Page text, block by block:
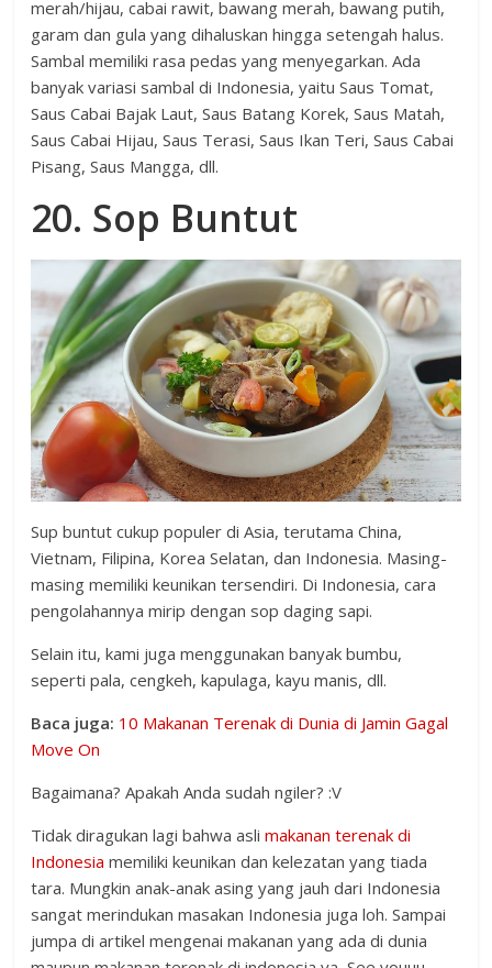
merah/hijau, cabai rawit, bawang merah, bawang putih,
garam dan gula yang dihaluskan hingga setengah halus.
Sambal memiliki rasa pedas yang menyegarkan. Ada
banyak variasi sambal di Indonesia, yaitu Saus Tomat,
Saus Cabai Bajak Laut, Saus Batang Korek, Saus Matah,
Saus Cabai Hijau, Saus Terasi, Saus Ikan Teri, Saus Cabai
Pisang, Saus Mangga, dll.
20. Sop Buntut
Sup buntut cukup populer di Asia, terutama China,
Vietnam, Filipina, Korea Selatan, dan Indonesia. Masing-
masing memiliki keunikan tersendiri. Di Indonesia, cara
pengolahannya mirip dengan sop daging sapi.
Selain itu, kami juga menggunakan banyak bumbu,
seperti pala, cengkeh, kapulaga, kayu manis, dll.
Baca juga: 10 Makanan Terenak di Dunia di Jamin Gagal
Move On
Bagaimana? Apakah Anda sudah ngiler? :V
Tidak diragukan lagi bahwa aslimakanan terenak di
Indonesia memiliki keunikan dan kelezatan yang tiada
tara. Mungkin anak-anak asing yang jauh dari Indonesia
sangat merindukan masakan Indonesia juga loh. Sampai
jumpa di artikel mengenai makanan yang ada di dunia